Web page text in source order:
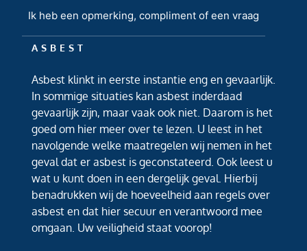
Ik heb een opmerking, compliment of een vraag
ASBEST
Asbest klinkt in eerste instantie eng en gevaarlijk.
In sommige situaties kan asbest inderdaad
gevaarlijk zijn, maar vaak ook niet. Daarom is het
goed om hier meer over te lezen. U leest in het
navolgende welke maatregelen wij nemen in het
geval dat er asbest is geconstateerd. Ook leest u
wat u kunt doen in een dergelijk geval. Hierbij
benadrukken wij de hoeveelheid aan regels over
asbest en dat hier secuur en verantwoord mee
omgaan. Uw veiligheid staat voorop!